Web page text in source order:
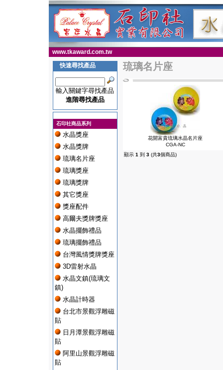
www.tkaward.com.tw
快速尋找產品
輸入關鍵字尋找產品
進階尋找產品
石印社商品系列
水晶獎座
水晶獎牌
琉璃名片座
琉璃獎座
琉璃獎牌
其它獎座
獎座配件
高爾夫獎牌獎座
水晶擺飾禮品
琉璃擺飾禮品
台灣風情獎牌獎座
3D雷射水晶
水晶文鎮(琉璃文
鎮)
水晶計時器
台北市景觀浮雕磁
貼
日月潭景觀浮雕磁
貼
阿里山景觀浮雕磁
貼
琉璃名片座
花開富貴琉璃水晶名片座
CGA-NC
顯示 1 到 3(共3個商品)